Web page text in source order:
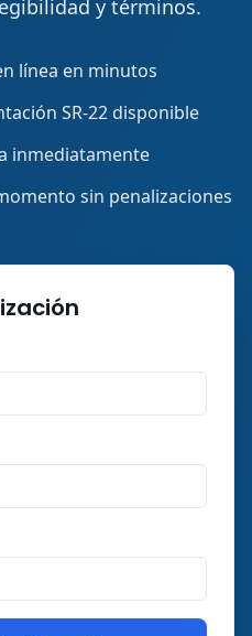
y términos.
línea en minutos
SR-22 disponible
inmediatamente
sin penalizaciones